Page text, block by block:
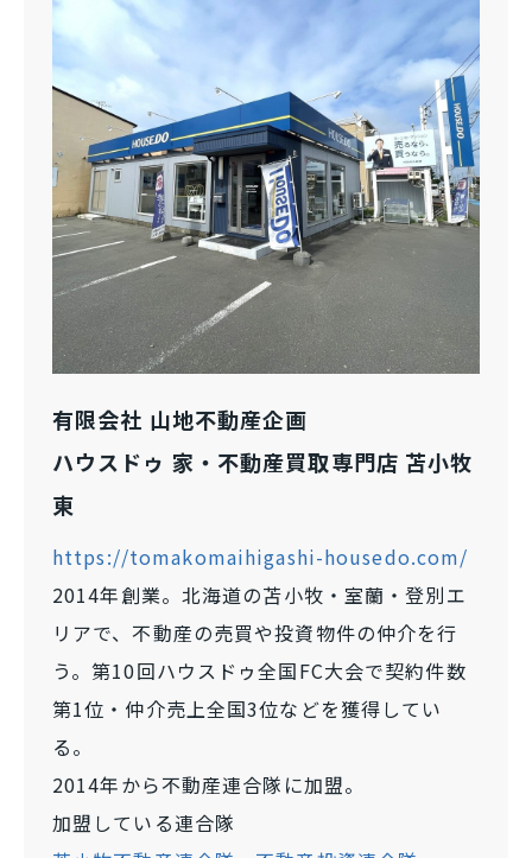
有限会社 山地不動産企画
ハウスドゥ 家・不動産買取専門店 苫小牧
東
https://tomakomaihigashi-housedo.com/
2014年創業。北海道の苫小牧・室蘭・登別エ
リアで、不動産の売買や投資物件の仲介を行
う。第10回ハウスドゥ全国FC大会で契約件数
第1位・仲介売上全国3位などを獲得してい
る。
2014年から不動産連合隊に加盟。
加盟している連合隊